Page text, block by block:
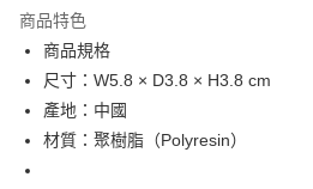
合作金庫商業銀行
華南商業銀行
上海商業儲蓄銀行
國泰世華商業銀行
臺灣中小企業銀行
超商取貨付款
LINE Pay
Apple Pay
街口支付
商品特色
商品規格
尺寸：W5.8 × D3.8 × H3.8 cm
產地：中國
材質：聚樹脂（Polyresin）